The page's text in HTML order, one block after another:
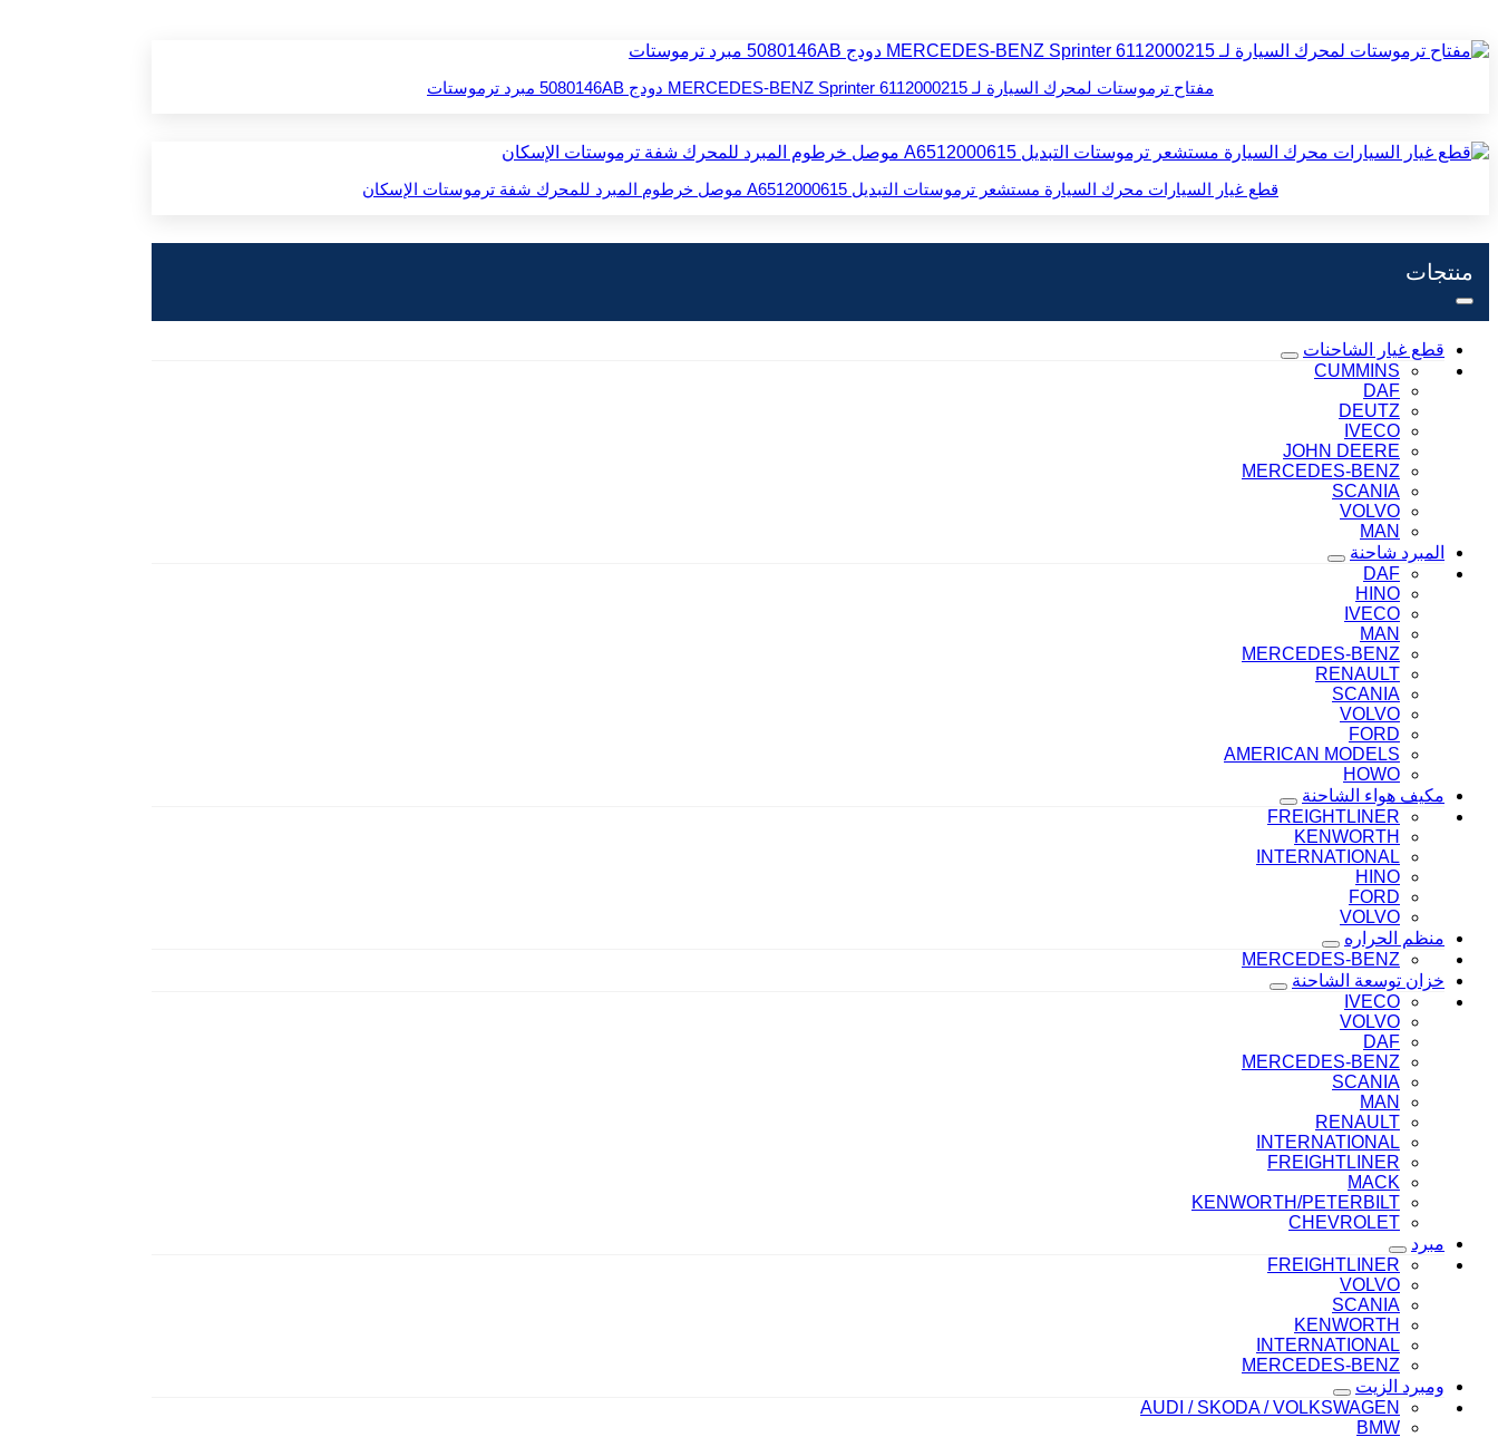
مفتاح ترموستات لمحرك السيارة لـ MERCEDES-BENZ Sprinter 6112000215 دودج 5080146AB مبرد ترموستات
قطع غيار السيارات محرك السيارة مستشعر ترموستات التبديل A6512000615 موصل خرطوم المبرد للمحرك شفة ترموستات الإسكان
منتجات
قطع غيار الشاحنات
CUMMINS
DAF
DEUTZ
IVECO
JOHN DEERE
MERCEDES-BENZ
SCANIA
VOLVO
MAN
المبرد شاحنة
DAF
HINO
IVECO
MAN
MERCEDES-BENZ
RENAULT
SCANIA
VOLVO
FORD
AMERICAN MODELS
HOWO
مكيف هواء الشاحنة
FREIGHTLINER
KENWORTH
INTERNATIONAL
HINO
FORD
VOLVO
منظم الحراره
MERCEDES-BENZ
خزان توسعة الشاحنة
IVECO
VOLVO
DAF
MERCEDES-BENZ
SCANIA
MAN
RENAULT
INTERNATIONAL
FREIGHTLINER
MACK
KENWORTH/PETERBILT
CHEVROLET
مبرد
FREIGHTLINER
VOLVO
SCANIA
KENWORTH
INTERNATIONAL
MERCEDES-BENZ
ومبرد الزيت
AUDI / SKODA / VOLKSWAGEN
BMW